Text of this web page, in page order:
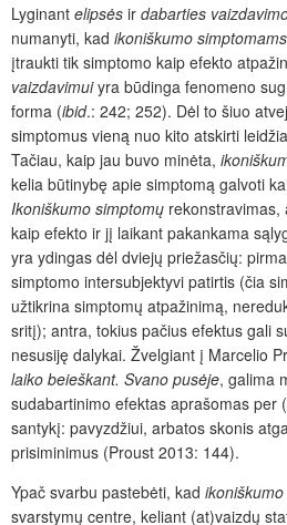
Lyginant elipsės ir dabarties
numanyti, kad ikoniškumo simptomams
įtraukti tik simptomo kaip efekto
vaizdavimuiyra būdinga fenomeno
forma (ibid.: 242; 252). Dėl to šiuo
simptomus vieną nuo kito atskirti
Tačiau, kaip jau buvo minėta,
kelia būtinybę apie simptomą galvoti
Ikoniškumo simptomų rekonstravimas,
kaip efekto ir jį laikant pakankama
yra ydingas dėl dviejų priežasčių:
simptomo intersubjektyvi patirtis (čia
užtikrina simptomų atpažinimą,
sritį); antra, tokius pačius efektus gali
nesusiję dalykai. Žvelgiant į Marcelio
laiko beieškant. Svano pusėje, galima
sudabartinimo efektas aprašomas per
santykį: pavyzdžiui, arbatos skonis
prisiminimus (Proust 2013: 144).
Ypač svarbu pastebėti, kad
svarstymų centre, keliant (at)vaizdų